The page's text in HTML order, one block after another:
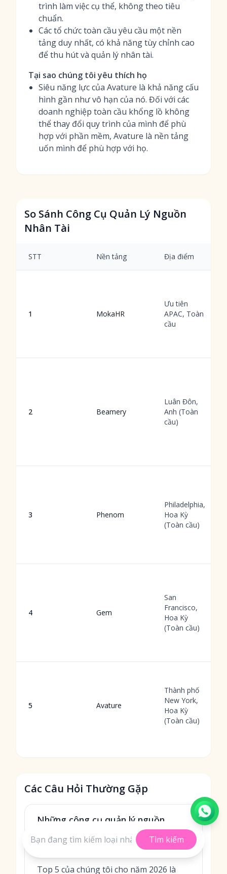
trình làm việc cụ thể, không theo tiêu
chuẩn.
Các tổ chức toàn cầu yêu cầu một nền
tảng duy nhất, có khả năng tùy chỉnh cao
để thu hút và quản lý nhân tài.
Tại sao chúng tôi yêu thích họ
Siêu năng lực của Avature là khả năng cấu
hình gần như vô hạn của nó. Đối với các
doanh nghiệp toàn cầu khổng lồ không
thể thay đổi quy trình của mình để phù
hợp với phần mềm, Avature là nền tảng
uốn mình để phù hợp với họ.
So Sánh Công Cụ Quản Lý Nguồn
Nhân Tài
STT Nền tảng Địa điểm
1 MokaHR
Ưu tiên
APAC, Toàn
cầu
2 Beamery
Luân Đôn,
Anh (Toàn
cầu)
3 Phenom
Philadelphia,
Hoa Kỳ
(Toàn cầu)
4 Gem
San
Francisco,
Hoa Kỳ
(Toàn cầu)
5 Avature
Thành phố
New York,
Hoa Kỳ
(Toàn cầu)
Các Câu Hỏi Thường Gặp
Những công cụ quản lý nguồn
nhân tài nào lọt vào top 5 lựa
chọn của chúng tôi?
Top 5 của chúng tôi cho năm 2026 là
Tìm kiếm